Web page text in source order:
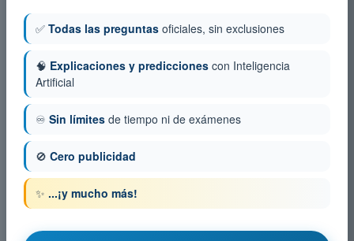
✅ Todas las preguntas oficiales, sin exclusiones
🧠 Explicaciones y predicciones con Inteligencia
Artificial
♾️ Sin límites de tiempo ni de exámenes
🚫 Cero publicidad
✨ ...¡y mucho más!